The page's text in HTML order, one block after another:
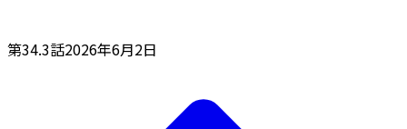
第34.3話2026年6月2日